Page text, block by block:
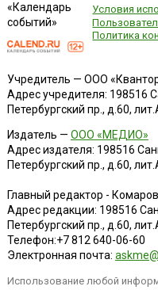
«Календарь
событий»
Условия
Политика
Учредитель — ООО
Адрес учредителя: 198516
Петербургский пр., д.60,
Издатель — ООО «МЕДИО»
Адрес издателя: 198516
Петербургский пр., д.60,
Главный редактор -
Адрес редакции: 198516
Петербургский пр., д.60,
Телефон:+7 812 640-06-60
Электронная почта:
Использование любой